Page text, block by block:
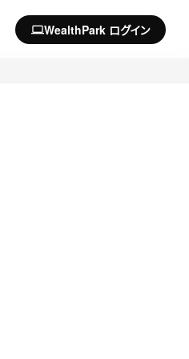
computerWealthPark ログイン